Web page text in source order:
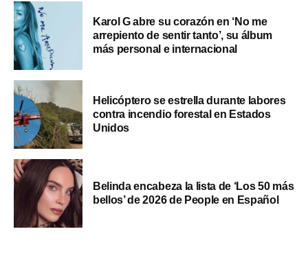
Karol G abre su corazón en ‘No me
arrepiento de sentir tanto’, su álbum
más personal e internacional
Helicóptero se estrella durante labores
contra incendio forestal en Estados
Unidos
Belinda encabeza la lista de ‘Los 50 más
bellos’ de 2026 de People en Español